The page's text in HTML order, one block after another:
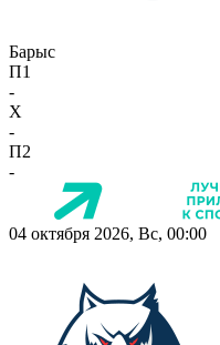
Барыс
П1
-
X
-
П2
-
04 октября 2026, Вс, 00:00